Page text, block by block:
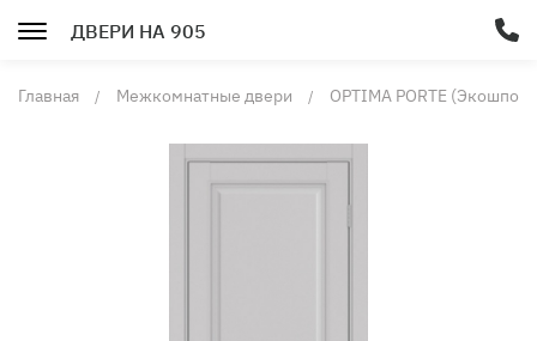
ДВЕРИ НА 905
Главная Межкомнатные двери OPTIMA PORTE (Экошпон)